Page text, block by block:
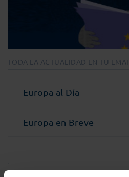
TODA LA ACTUALIDAD EN TU EMAIL
Europa al Día
Europa en Breve